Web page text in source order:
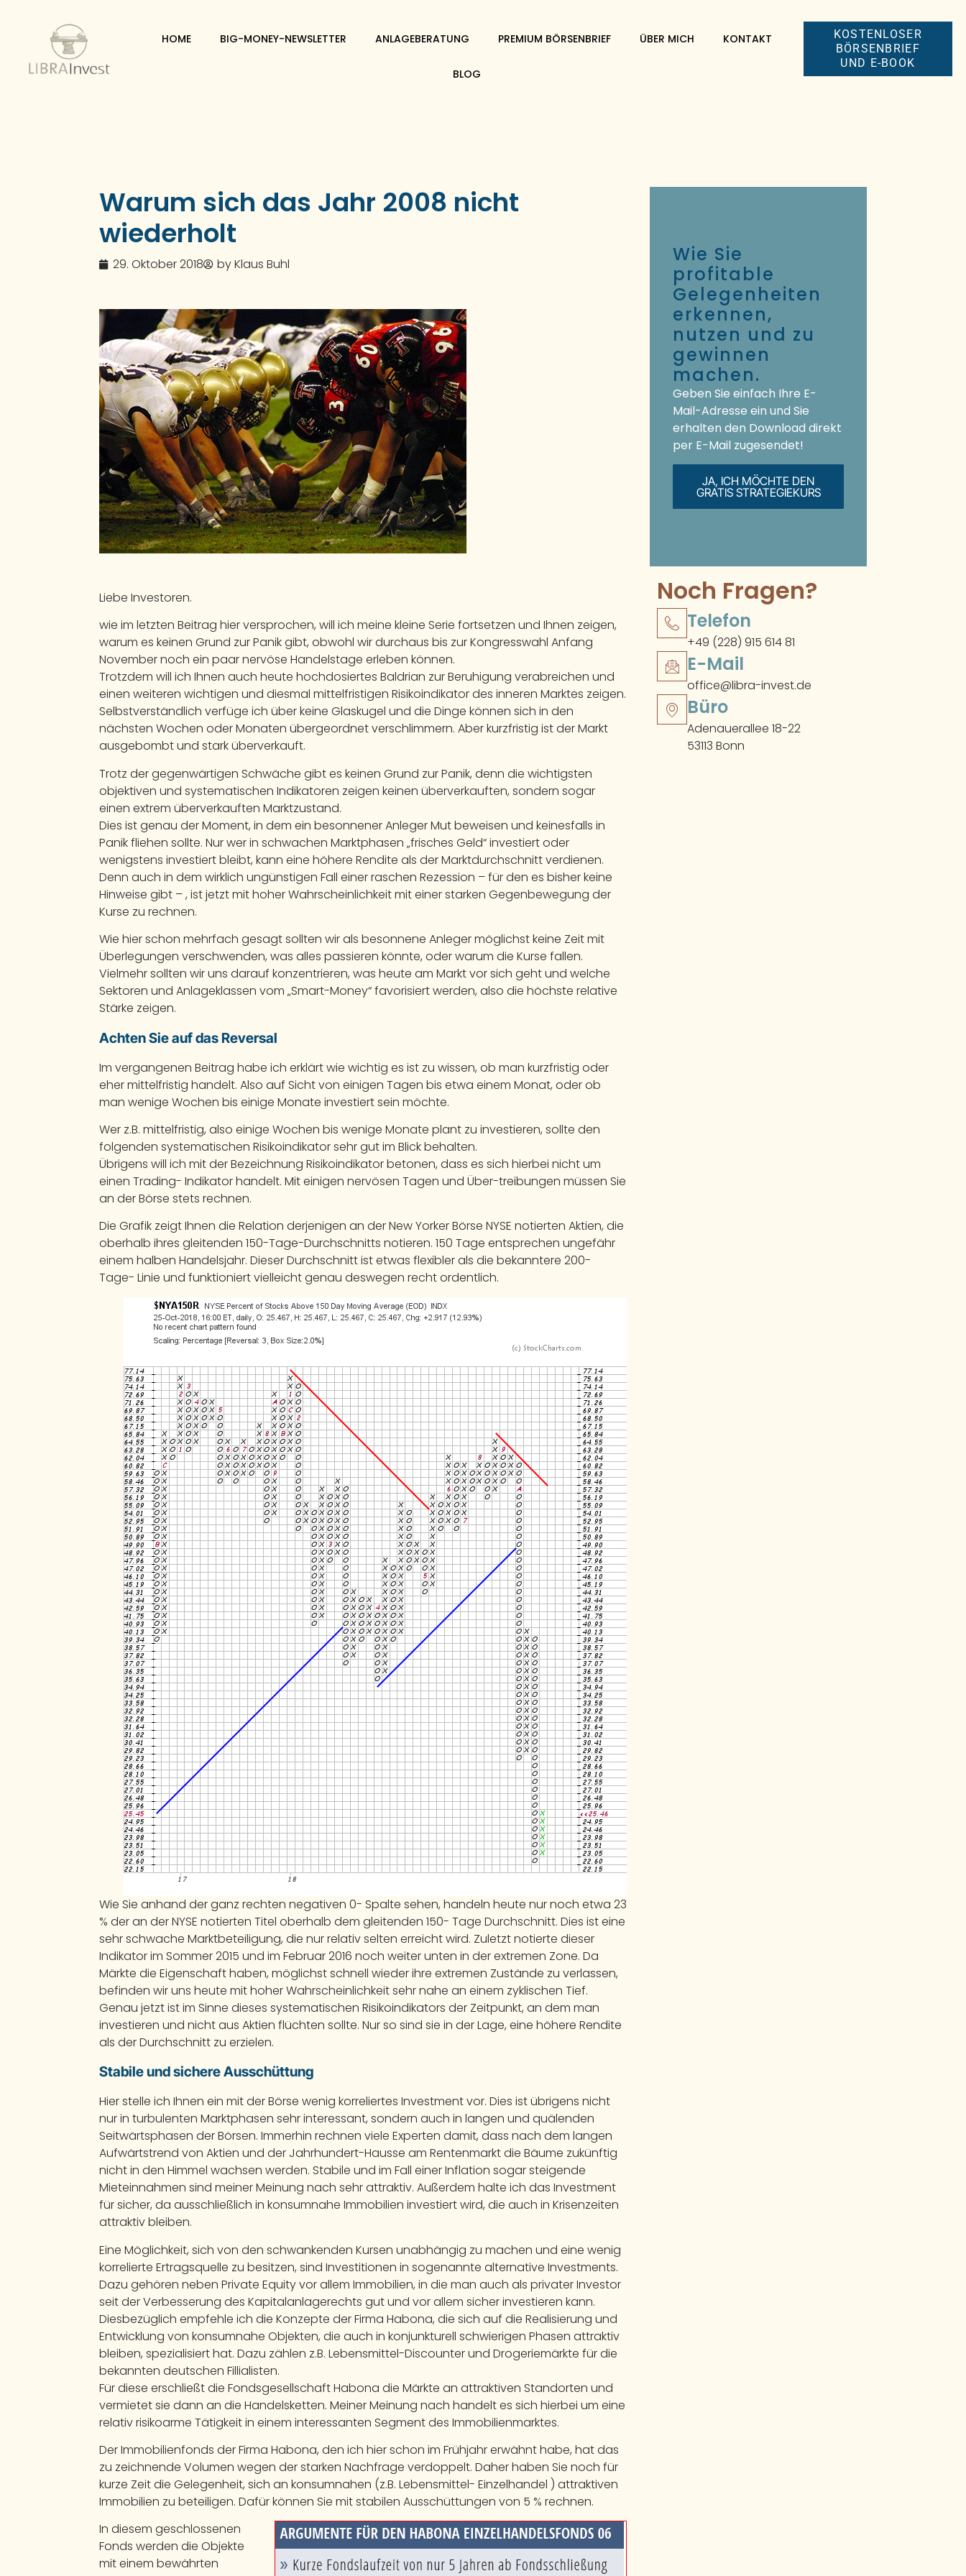
HOME BIG-MONEY-NEWSLETTER ANLAGEBERATUNG PREMIUM BÖRSENBRIEF ÜBER MICH KONTAKT
BLOG
KOSTENLOSER
BÖRSENBRIEF
UND E-BOOK
Warum sich das Jahr 2008 nicht
wiederholt
29. Oktober 2018 byKlaus Buhl
Liebe Investoren.
wie im letzten Beitrag hier versprochen, will ich meine kleine Serie fortsetzen und Ihnen zeigen,
warum es keinen Grund zur Panik gibt, obwohl wir durchaus bis zur Kongresswahl Anfang
November noch ein paar nervöse Handelstage erleben können.
Trotzdem will ich Ihnen auch heute hochdosiertes Baldrian zur Beruhigung verabreichen und
einen weiteren wichtigen und diesmal mittelfristigen Risikoindikator des inneren Marktes zeigen.
Selbstverständlich verfüge ich über keine Glaskugel und die Dinge können sich in den
nächsten Wochen oder Monaten übergeordnet verschlimmern. Aber kurzfristig ist der Markt
ausgebombt und stark überverkauft.
Trotz der gegenwärtigen Schwäche gibt es keinen Grund zur Panik, denn die wichtigsten
objektiven und systematischen Indikatoren zeigen keinen überverkauften, sondern sogar
einen extrem überverkauften Marktzustand.
Dies ist genau der Moment, in dem ein besonnener Anleger Mut beweisen und keinesfalls in
Panik fliehen sollte. Nur wer in schwachen Marktphasen „frisches Geld“ investiert oder
wenigstens investiert bleibt, kann eine höhere Rendite als der Marktdurchschnitt verdienen.
Denn auch in dem wirklich ungünstigen Fall einer raschen Rezession – für den es bisher keine
Hinweise gibt – , ist jetzt mit hoher Wahrscheinlichkeit mit einer starken Gegenbewegung der
Kurse zu rechnen.
Wie hier schon mehrfach gesagt sollten wir als besonnene Anleger möglichst keine Zeit mit
Überlegungen verschwenden, was alles passieren könnte, oder warum die Kurse fallen.
Vielmehr sollten wir uns darauf konzentrieren, was heute am Markt vor sich geht und welche
Sektoren und Anlageklassen vom „Smart-Money“ favorisiert werden, also die höchste relative
Stärke zeigen.
Achten Sie auf das Reversal
Im vergangenen Beitrag habe ich erklärt wie wichtig es ist zu wissen, ob man kurzfristig oder
eher mittelfristig handelt. Also auf Sicht von einigen Tagen bis etwa einem Monat, oder ob
man wenige Wochen bis einige Monate investiert sein möchte.
Wer z.B. mittelfristig, also einige Wochen bis wenige Monate plant zu investieren, sollte den
folgenden systematischen Risikoindikator sehr gut im Blick behalten.
Übrigens will ich mit der Bezeichnung Risikoindikator betonen, dass es sich hierbei nicht um
einen Trading- Indikator handelt. Mit einigen nervösen Tagen und Über-treibungen müssen Sie
an der Börse stets rechnen.
Die Grafik zeigt Ihnen die Relation derjenigen an der New Yorker Börse NYSE notierten Aktien, die
oberhalb ihres gleitenden 150-Tage-Durchschnitts notieren. 150 Tage entsprechen ungefähr
einem halben Handelsjahr. Dieser Durchschnitt ist etwas flexibler als die bekanntere 200-
Tage- Linie und funktioniert vielleicht genau deswegen recht ordentlich.
Wie Sie anhand der ganz rechten negativen 0- Spalte sehen, handeln heute nur noch etwa 23
% der an der NYSE notierten Titel oberhalb dem gleitenden 150- Tage Durchschnitt. Dies ist eine
sehr schwache Marktbeteiligung, die nur relativ selten erreicht wird. Zuletzt notierte dieser
Indikator im Sommer 2015 und im Februar 2016 noch weiter unten in der extremen Zone. Da
Märkte die Eigenschaft haben, möglichst schnell wieder ihre extremen Zustände zu verlassen,
befinden wir uns heute mit hoher Wahrscheinlichkeit sehr nahe an einem zyklischen Tief.
Genau jetzt ist im Sinne dieses systematischen Risikoindikators der Zeitpunkt, an dem man
investieren und nicht aus Aktien flüchten sollte. Nur so sind sie in der Lage, eine höhere Rendite
als der Durchschnitt zu erzielen.
Stabile und sichere Ausschüttung
Hier stelle ich Ihnen ein mit der Börse wenig korreliertes Investment vor. Dies ist übrigens nicht
nur in turbulenten Marktphasen sehr interessant, sondern auch in langen und quälenden
Seitwärtsphasen der Börsen. Immerhin rechnen viele Experten damit, dass nach dem langen
Aufwärtstrend von Aktien und der Jahrhundert-Hausse am Rentenmarkt die Bäume zukünftig
nicht in den Himmel wachsen werden. Stabile und im Fall einer Inflation sogar steigende
Mieteinnahmen sind meiner Meinung nach sehr attraktiv. Außerdem halte ich das Investment
für sicher, da ausschließlich in konsumnahe Immobilien investiert wird, die auch in Krisenzeiten
attraktiv bleiben.
Eine Möglichkeit, sich von den schwankenden Kursen unabhängig zu machen und eine wenig
korrelierte Ertragsquelle zu besitzen, sind Investitionen in sogenannte alternative Investments.
Dazu gehören neben Private Equity vor allem Immobilien, in die man auch als privater Investor
seit der Verbesserung des Kapitalanlagerechts gut und vor allem sicher investieren kann.
Diesbezüglich empfehle ich die Konzepte der Firma Habona, die sich auf die Realisierung und
Entwicklung von konsumnahe Objekten, die auch in konjunkturell schwierigen Phasen attraktiv
bleiben, spezialisiert hat. Dazu zählen z.B. Lebensmittel-Discounter und Drogeriemärkte für die
bekannten deutschen Fillialisten.
Für diese erschließt die Fondsgesellschaft Habona die Märkte an attraktiven Standorten und
vermietet sie dann an die Handelsketten. Meiner Meinung nach handelt es sich hierbei um eine
relativ risikoarme Tätigkeit in einem interessanten Segment des Immobilienmarktes.
Der Immobilienfonds der Firma Habona, den ich hier schon im Frühjahr erwähnt habe, hat das
zu zeichnende Volumen wegen der starken Nachfrage verdoppelt. Daher haben Sie noch für
kurze Zeit die Gelegenheit, sich an konsumnahen (z.B. Lebensmittel- Einzelhandel ) attraktiven
Immobilien zu beteiligen. Dafür können Sie mit stabilen Ausschüttungen von 5 % rechnen.
In diesem geschlossenen
Fonds werden die Objekte
mit einem bewährten
Wie Sie
profitable
Gelegenheiten
erkennen,
nutzen und zu
gewinnen
machen.
Geben Sie einfach Ihre E-
Mail-Adresse ein und Sie
erhalten den Download direkt
per E-Mail zugesendet!
JA, ICH MÖCHTE DEN
GRATIS STRATEGIEKURS
Noch Fragen?
Telefon
+49 (228) 915 614 81
E-Mail
office@libra-invest.de
Büro
Adenauerallee 18-22
53113 Bonn